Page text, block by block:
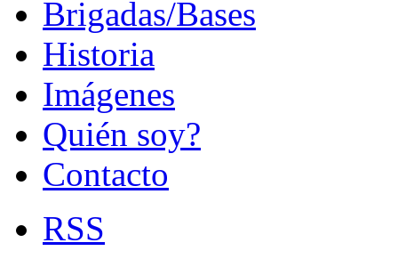
Brigadas/Bases
Historia
Imágenes
Quién soy?
Contacto
RSS